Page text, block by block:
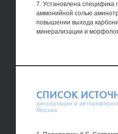
7. Установлена
аммонийной солью
повышении выхода
минерализации и
СПИСОК
диссертации и
Москва